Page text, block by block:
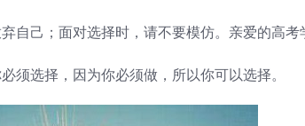
自己；面对选择时，请不要模仿。亲爱的高考
须选择，因为你必须做，所以你可以选择。